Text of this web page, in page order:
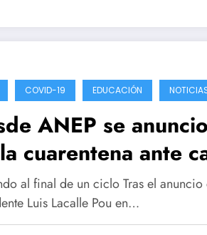
COVID-19 EDUCACIÓN
ANEP se
cuarentena ante
19 y uso de
al final de un ciclo Tras el anuncio
Luis Lacalle Pou en…